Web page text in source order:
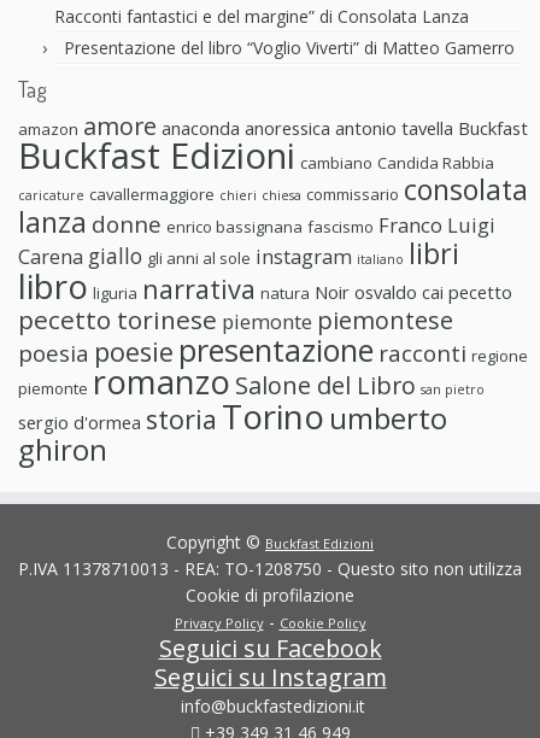
Racconti fantastici e del margine” di Consolata Lanza
Presentazione del libro “Voglio Viverti” di Matteo Gamerro
Tag
amazon amore anaconda anoressica antonio tavella Buckfast
Buckfast Edizioni cambiano Candida Rabbia
caricature cavallermaggiore chieri chiesa commissario consolata
lanza donne enrico bassignana fascismo Franco Luigi
Carena giallo gli anni al sole instagram italiano libri
libro liguria narrativa natura Noir osvaldo cai pecetto
pecetto torinese piemonte piemontese
poesia poesie presentazione racconti regione
piemonte romanzo Salone del Libro san pietro
sergio d'ormea storia Torino umberto
ghiron
Copyright © Buckfast Edizioni
P.IVA 11378710013 - REA: TO-1208750 - Questo sito non utilizza
Cookie di profilazione
Privacy Policy- Cookie Policy
Seguici su Facebook
Seguici su Instagram
info@buckfastedizioni.it
+39 349 31 46 949